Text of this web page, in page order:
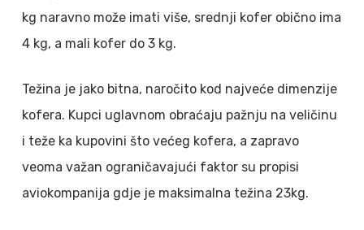
kg naravno može imati više, srednji kofer obično ima
4 kg, a mali kofer do 3 kg.
Težina je jako bitna, naročito kod najveće dimenzije
kofera. Kupci uglavnom obraćaju pažnju na veličinu
i teže ka kupovini što većeg kofera, a zapravo
veoma važan ograničavajući faktor su propisi
aviokompanija gdje je maksimalna težina 23kg.